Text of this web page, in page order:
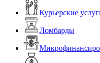
Курьерские
Ломбарды